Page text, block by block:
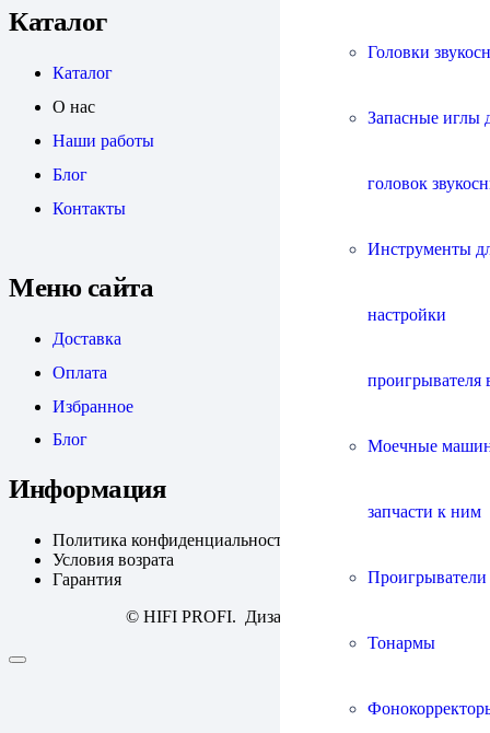
Головки
Запасные иглы
головок
Инструменты
настройки
проигрывателя
Моечные
запчасти к ним
Тонармы
Каталог
Каталог
О нас
Наши работы
Блог
Контакты
Меню сайта
Доставка
Оплата
Избранное
Блог
Информация
Политика конфиденциальности
Условия возрата
Гарантия
© HIFI PROFI. Дизайн: